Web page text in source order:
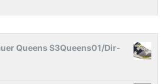
Queens S3Queens01/Dir-